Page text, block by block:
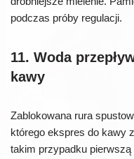
podczas próby regulacji.
11. Woda
kawy
Zablokowana rura
którego ekspres do kawy
takim przypadku